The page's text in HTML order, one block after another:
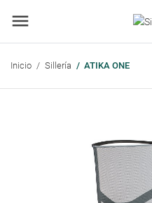
Inicio Sillería ATIKA ONE